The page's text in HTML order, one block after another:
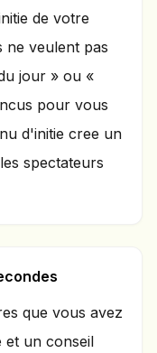
de votre
ne veulent pas
jour » ou «
pour vous
d'initie cree un
spectateurs
que vous avez
et un conseil